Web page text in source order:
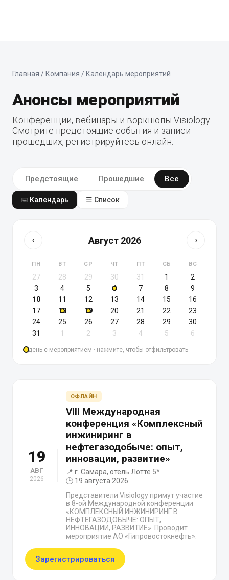
Главная / Компания / Календарь мероприятий
Анонсы мероприятий
Конференции, вебинары и воркшопы Visiology.
Смотрите предстоящие события и записи
прошедших, регистрируйтесь онлайн.
Предстоящие Прошедшие Все
📅 Календарь ☰ Список
‹ Август 2026 ›
ПН ВТ СР ЧТ ПТ СБ ВС
27 28 29 30 31 1
2
3
4 5 6 7 8
9
10
11 12 13 14 15
16
17
18 19 20 21 22
23
24
25 26 27 28 29
30
31
1 2 3 4 5 6
день с мероприятием · нажмите, чтобы отфильтровать
19
АВГ
2026
ОФЛАЙН
VIII Международная
конференция «Комплексный
инжиниринг в
нефтегазодобыче: опыт,
инновации, развитие»
📍 г. Самара, отель Лотте 5*
🕒 19 августа 2026
Представители Visiology примут участие
в 8-ой Международной конференции
«КОМПЛЕКСНЫЙ ИНЖИНИРИНГ В
НЕФТЕГАЗОДОБЫЧЕ: ОПЫТ,
ИННОВАЦИИ, РАЗВИТИЕ». Проводит
мероприятие АО «Гипровостокнефть».
Зарегистрироваться